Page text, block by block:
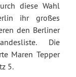
diese Wahl
ihr großes
den Berliner
Die
Maren Tepper
5.